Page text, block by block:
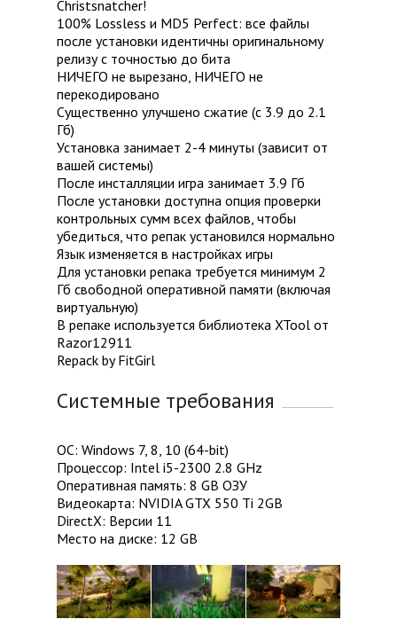
Christsnatcher!
100% Lossless и MD5 Perfect: все файлы
после установки идентичны оригинальному
релизу с точностью до бита
НИЧЕГО не вырезано, НИЧЕГО не
перекодировано
Существенно улучшено сжатие (с 3.9 до 2.1
Гб)
Установка занимает 2-4 минуты (зависит от
вашей системы)
После инсталляции игра занимает 3.9 Гб
После установки доступна опция проверки
контрольных сумм всех файлов, чтобы
убедиться, что репак установился нормально
Язык изменяется в настройках игры
Для установки репака требуется минимум 2
Гб свободной оперативной памяти (включая
виртуальную)
В репаке используется библиотека XTool от
Razor12911
Repack by FitGirl
Системные требования
ОС: Windows 7, 8, 10 (64-bit)
Процессор: Intel i5-2300 2.8 GHz
Оперативная память: 8 GB ОЗУ
Видеокарта: NVIDIA GTX 550 Ti 2GB
DirectX: Версии 11
Место на диске: 12 GB